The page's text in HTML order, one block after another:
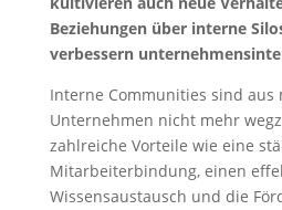
Beziehungen über interne
verbessern
Interne Communities sind aus
Unternehmen nicht mehr
zahlreiche Vorteile wie eine
Mitarbeiterbindung, einen
Wissensaustausch und die